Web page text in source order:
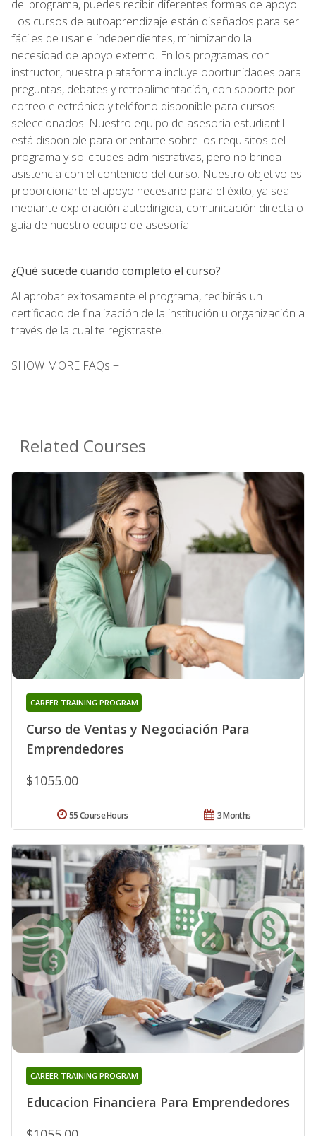
del programa, puedes recibir diferentes formas de apoyo.
Los cursos de autoaprendizaje están diseñados para ser
fáciles de usar e independientes, minimizando la
necesidad de apoyo externo. En los programas con
instructor, nuestra plataforma incluye oportunidades para
preguntas, debates y retroalimentación, con soporte por
correo electrónico y teléfono disponible para cursos
seleccionados. Nuestro equipo de asesoría estudiantil
está disponible para orientarte sobre los requisitos del
programa y solicitudes administrativas, pero no brinda
asistencia con el contenido del curso. Nuestro objetivo es
proporcionarte el apoyo necesario para el éxito, ya sea
mediante exploración autodirigida, comunicación directa o
guía de nuestro equipo de asesoría.
¿Qué sucede cuando completo el curso?
Al aprobar exitosamente el programa, recibirás un
certificado de finalización de la institución u organización a
través de la cual te registraste.
SHOW MORE FAQs +
Related Courses
Curso de Ventas y Negociación Para
Emprendedores
CAREER TRAINING PROGRAM
$1055.00
3 Months
55 Course Hours
Educacion Financiera Para Emprendedores
CAREER TRAINING PROGRAM